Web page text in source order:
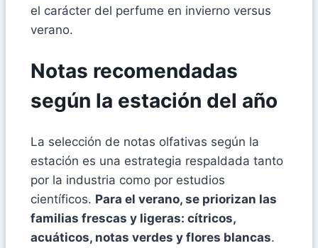
el carácter del perfume en invierno versus
verano.
Notas recomendadas
según la estación del año
La selección de notas olfativas según la
estación es una estrategia respaldada tanto
por la industria como por estudios
científicos. Para el verano, se priorizan las
familias frescas y ligeras: cítricos,
acuáticos, notas verdes y flores blancas.